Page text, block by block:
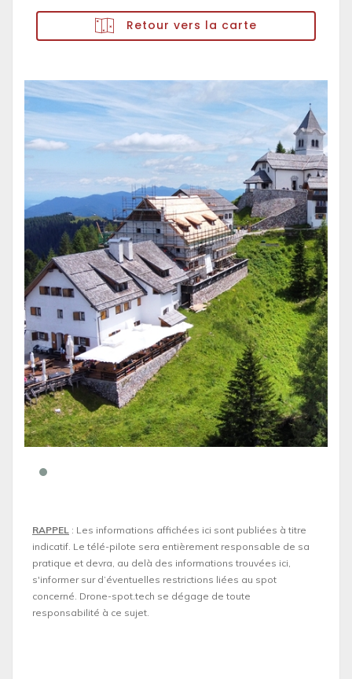
Retour vers la carte
RAPPEL : Les informations affichées ici sont publiées à titre
indicatif. Le télé-pilote sera entièrement responsable de sa
pratique et devra, au delà des informations trouvées ici,
s'informer sur d’éventuelles restrictions liées au spot
concerné. Drone-spot.tech se dégage de toute
responsabilité à ce sujet.